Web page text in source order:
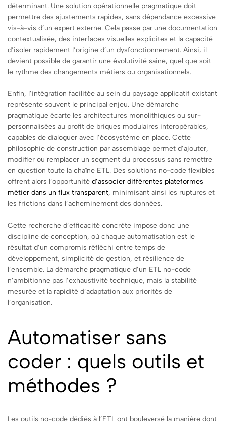
déterminant. Une solution opérationnelle pragmatique doit
permettre des ajustements rapides, sans dépendance excessive
vis-à-vis d’un expert externe. Cela passe par une documentation
contextualisée, des interfaces visuelles explicites et la capacité
d’isoler rapidement l’origine d’un dysfonctionnement. Ainsi, il
devient possible de garantir une évolutivité saine, quel que soit
le rythme des changements métiers ou organisationnels.
Enfin, l’intégration facilitée au sein du paysage applicatif existant
représente souvent le principal enjeu. Une démarche
pragmatique écarte les architectures monolithiques ou sur-
personnalisées au profit de briques modulaires interopérables,
capables de dialoguer avec l’écosystème en place. Cette
philosophie de construction par assemblage permet d’ajouter,
modifier ou remplacer un segment du processus sans remettre
en question toute la chaîne ETL. Des solutions no-code flexibles
offrent alors l’opportunité d’associer différentes plateformes
métier dans un flux transparent, minimisant ainsi les ruptures et
les frictions dans l’acheminement des données.
Cette recherche d’efficacité concrète impose donc une
discipline de conception, où chaque automatisation est le
résultat d’un compromis réfléchi entre temps de
développement, simplicité de gestion, et résilience de
l’ensemble. La démarche pragmatique d’un ETL no-code
n’ambitionne pas l’exhaustivité technique, mais la stabilité
mesurée et la rapidité d’adaptation aux priorités de
l’organisation.
Automatiser sans
coder : quels outils et
méthodes ?
Les outils no-code dédiés à l’ETL ont bouleversé la manière dont